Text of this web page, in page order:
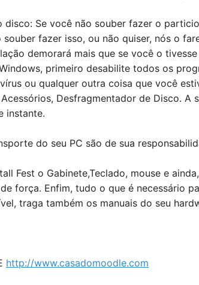
disco: Se você não souber fazer o
fazer isso, ou não quiser, nós o
demorará mais que se você o
primeiro desabilite todos os
ou qualquer outra coisa que você
Desfragmentador de Disco. A
instante.
do seu PC são de sua
Fest o Gabinete,Teclado, mouse e
força. Enfim, tudo o que é necessário
traga também os manuais do seu
http://www.casadomoodle.com